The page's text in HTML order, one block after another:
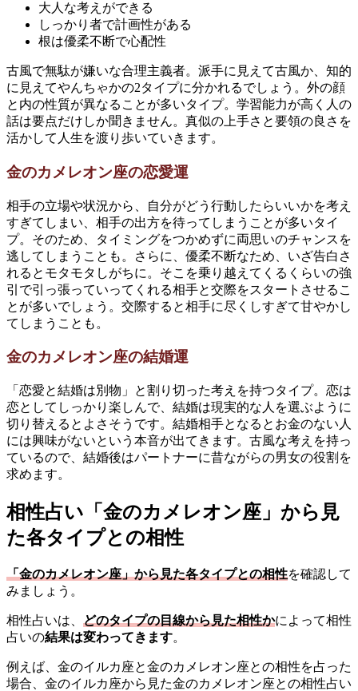
大人な考えができる
しっかり者で計画性がある
根は優柔不断で心配性
古風で無駄が嫌いな合理主義者。派手に見えて古風か、知的
に見えてやんちゃかの2タイプに分かれるでしょう。外の顔
と内の性質が異なることが多いタイプ。学習能力が高く人の
話は要点だけしか聞きません。真似の上手さと要領の良さを
活かして人生を渡り歩いていきます。
金のカメレオン座の恋愛運
相手の立場や状況から、自分がどう行動したらいいかを考え
すぎてしまい、相手の出方を待ってしまうことが多いタイ
プ。そのため、タイミングをつかめずに両思いのチャンスを
逃してしまうことも。さらに、優柔不断なため、いざ告白さ
れるとモタモタしがちに。そこを乗り越えてくるくらいの強
引で引っ張っていってくれる相手と交際をスタートさせるこ
とが多いでしょう。交際すると相手に尽くしすぎて甘やかし
てしまうことも。
金のカメレオン座の結婚運
「恋愛と結婚は別物」と割り切った考えを持つタイプ。恋は
恋としてしっかり楽しんで、結婚は現実的な人を選ぶように
切り替えるとよさそうです。結婚相手となるとお金のない人
には興味がないという本音が出てきます。古風な考えを持っ
ているので、結婚後はパートナーに昔ながらの男女の役割を
求めます。
相性占い「金のカメレオン座」から見
た各タイプとの相性
「金のカメレオン座」から見た各タイプとの相性を確認して
みましょう。
相性占いは、 どのタイプの目線から見た相性かによって相性
占いの結果は変わってきます。
例えば、金のイルカ座と金のカメレオン座との相性を占った
場合、金のイルカ座から見た金のカメレオン座との相性占い